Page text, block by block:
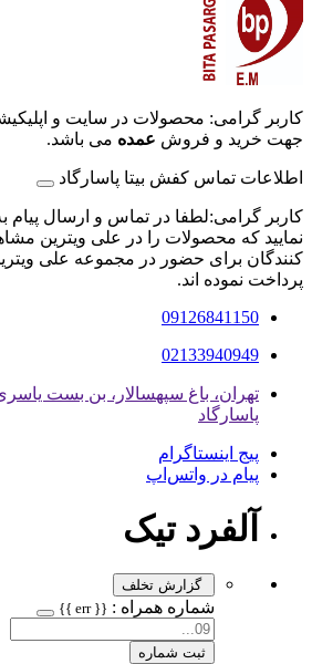
کاربر گرامی: محصولات در سایت و
جهت خرید و فروش عمده می باشد.
اطلاعات تماس کفش بیتا پاسارگاد
کاربر گرامی:لطفا در تماس و ارسال پیام
نمایید که محصولات را در علی ویترین
کنندگان برای حضور در مجموعه علی
پرداخت نموده اند.
09126841150
02133940949
پاسارگاد
پیج اینستاگرام
پیام در واتس‌اپ
آلفرد تیک
گزارش تخلف
شماره همراه : {{ err }}
ثبت شماره